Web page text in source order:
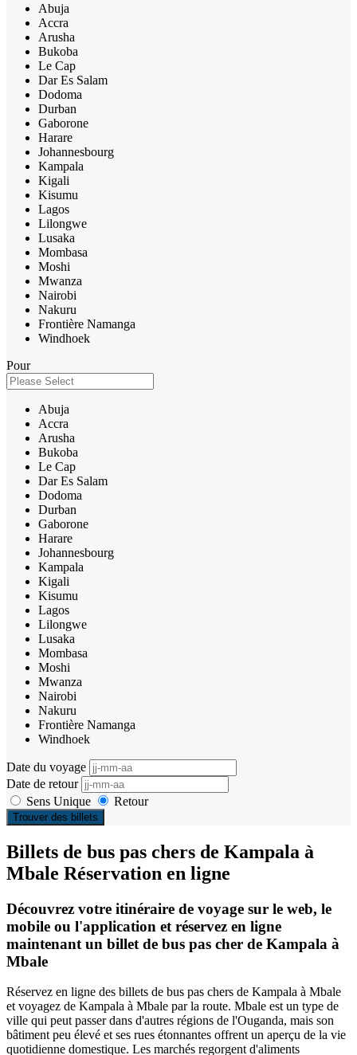
Abuja
Accra
Arusha
Bukoba
Le Cap
Dar Es Salam
Dodoma
Durban
Gaborone
Harare
Johannesbourg
Kampala
Kigali
Kisumu
Lagos
Lilongwe
Lusaka
Mombasa
Moshi
Mwanza
Nairobi
Nakuru
Frontière Namanga
Windhoek
Pour
Abuja
Accra
Arusha
Bukoba
Le Cap
Dar Es Salam
Dodoma
Durban
Gaborone
Harare
Johannesbourg
Kampala
Kigali
Kisumu
Lagos
Lilongwe
Lusaka
Mombasa
Moshi
Mwanza
Nairobi
Nakuru
Frontière Namanga
Windhoek
Date du voyage
Date de retour
Sens Unique
Retour
Trouver des billets
Billets de bus pas chers de Kampala à
Mbale Réservation en ligne
Découvrez votre itinéraire de voyage sur le web, le
mobile ou l'application et réservez en ligne
maintenant un billet de bus pas cher de Kampala à
Mbale
Réservez en ligne des billets de bus pas chers de Kampala à Mbale
et voyagez de Kampala à Mbale par la route. Mbale est un type de
ville qui peut passer dans d'autres régions de l'Ouganda, mais son
bâtiment peu élevé et ses rues étonnantes offrent un aperçu de la vie
quotidienne domestique. Les marchés regorgent d'aliments